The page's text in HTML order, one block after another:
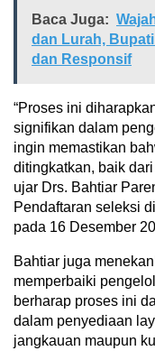
Baca Juga:
dan Lurah,
dan Responsif
“Proses ini
signifikan dalam
ingin memastikan
ditingkatkan, baik
ujar Drs. Bahtiar
Pendaftaran seleksi
pada 16 Desember
Bahtiar juga
memperbaiki
berharap proses ini
dalam penyediaan
jangkauan maupun